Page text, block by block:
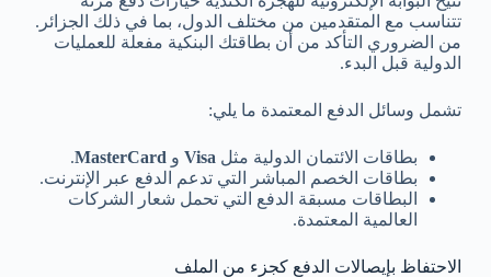
تتناسب مع المتقدمين من مختلف الدول، بما في ذلك الجزائر.
من الضروري التأكد من أن بطاقتك البنكية مفعلة للعمليات
الدولية قبل البدء.
تشمل وسائل الدفع المعتمدة ما يلي:
بطاقات الائتمان الدولية مثل Visaو MasterCard
.
بطاقات الخصم المباشر التي تدعم الدفع عبر الإنترنت.
البطاقات مسبقة الدفع التي تحمل شعار الشركات
العالمية المعتمدة.
الاحتفاظ بإيصالات الدفع كجزء من الملف